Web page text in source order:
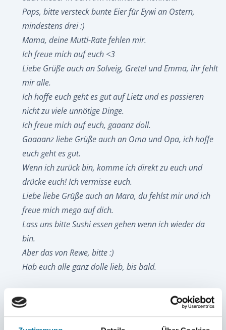
Paps, bitte versteck bunte Eier für Eywi an Ostern,
mindestens drei :)
Mama, deine Mutti-Rate fehlen mir.
Ich freue mich auf euch <3
Liebe Grüße auch an Solveig, Gretel und Emma, ihr fehlt
mir alle.
Ich hoffe euch geht es gut auf Lietz und es passieren
nicht zu viele unnötige Dinge.
Ich freue mich auf euch, gaaanz doll.
Gaaaanz liebe Grüße auch an Oma und Opa, ich hoffe
euch geht es gut.
Wenn ich zurück bin, komme ich direkt zu euch und
drücke euch! Ich vermisse euch.
Liebe liebe Grüße auch an Mara, du fehlst mir und ich
freue mich mega auf dich.
Lass uns bitte Sushi essen gehen wenn ich wieder da
bin.
Aber das von Rewe, bitte :)
Hab euch alle ganz dolle lieb, bis bald.
Noah:
Liebe Grüße nach Hause. Mir geht es blendend.
Ich bin gerade der Captain für 24 Stunden und wir
segeln mit 8kts zu den Azoren. Wie ist das jetzt mit den